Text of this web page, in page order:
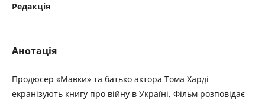
Редакція
Анотація
Продюсер «Мавки» та батько актора Тома Харді
екранізують книгу про війну в Україні. Фільм розповідає